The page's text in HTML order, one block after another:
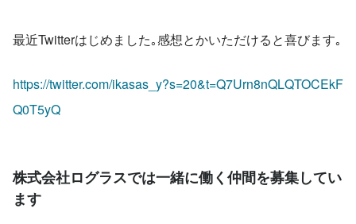
最近Twitterはじめました｡感想とかいただけると喜びます｡
https://twitter.com/ikasas_y?s=20&t=Q7Urn8nQLQTOCEkF
Q0T5yQ
株式会社ログラスでは一緒に働く仲間を募集してい
ます